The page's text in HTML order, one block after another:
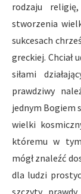
rodzaju
stworzenia
sukcesach
greckiej. Chciał
siłami
prawdziwy
jednym Bogiem
wielki
któremu w tym
mógł znaleźć
dla ludzi
szczyty